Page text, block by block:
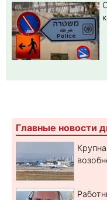
Главные новости